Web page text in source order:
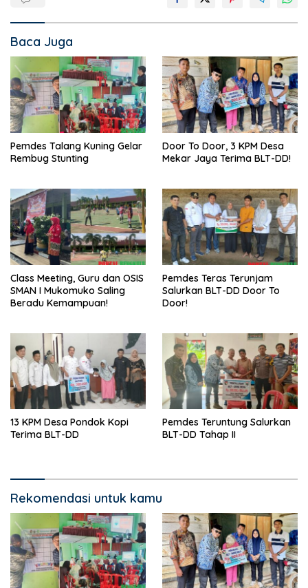
Baca Juga
Pemdes Talang Kuning Gelar
Rembug Stunting
Door To Door, 3 KPM Desa
Mekar Jaya Terima BLT-DD!
Class Meeting, Guru dan OSIS
SMAN I Mukomuko Saling
Beradu Kemampuan!
Pemdes Teras Terunjam
Salurkan BLT-DD Door To
Door!
13 KPM Desa Pondok Kopi
Terima BLT-DD
Pemdes Teruntung Salurkan
BLT-DD Tahap II
Rekomendasi untuk kamu